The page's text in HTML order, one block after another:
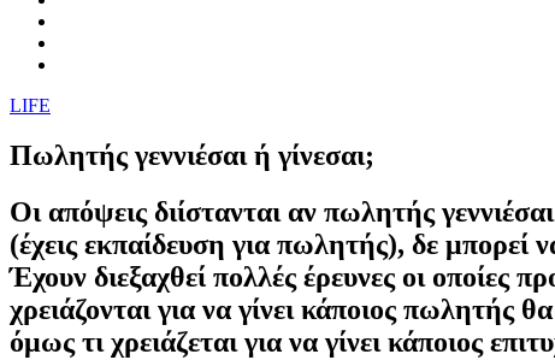
LIFE
Πωλητής γεννιέσαι ή γίνεσαι;
Οι απόψεις διίστανται αν πωλητής
(έχεις εκπαίδευση για πωλητής), δε μπορεί
Έχουν διεξαχθεί πολλές έρευνες οι
χρειάζονται για να γίνει κάποιος
όμως τι χρειάζεται για να γίνει κάποιος